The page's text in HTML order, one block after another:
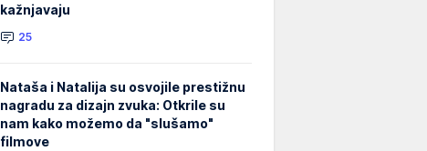
kažnjavaju
25
Nataša i Natalija su osvojile prestižnu
nagradu za dizajn zvuka: Otkrile su
nam kako možemo da "slušamo"
filmove